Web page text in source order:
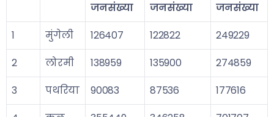
जनसंख्या
जनसंख्या
जनसंख्या
1
मुंगेली 126407 122822
249229
2
लोरमी 138959 135900
274859
3
पथरिया 90083 87536
177616